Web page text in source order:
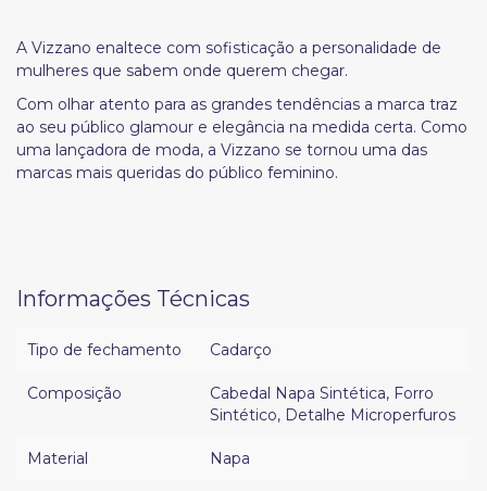
A Vizzano enaltece com sofisticação a personalidade de
mulheres que sabem onde querem chegar.
Com olhar atento para as grandes tendências a marca traz
ao seu público glamour e elegância na medida certa. Como
uma lançadora de moda, a Vizzano se tornou uma das
marcas mais queridas do público feminino.
Informações Técnicas
Tipo de fechamento Cadarço
Composição Cabedal Napa Sintética, Forro
Sintético, Detalhe Microperfuros
Material Napa